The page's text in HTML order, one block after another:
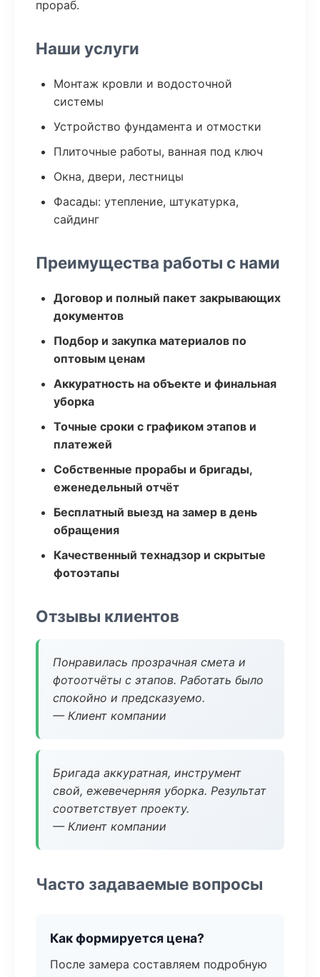
прораб.
Наши услуги
Монтаж кровли и водосточной
системы
Устройство фундамента и отмостки
Плиточные работы, ванная под ключ
Окна, двери, лестницы
Фасады: утепление, штукатурка,
сайдинг
Преимущества работы с нами
Договор и полный пакет закрывающих
документов
Подбор и закупка материалов по
оптовым ценам
Аккуратность на объекте и финальная
уборка
Точные сроки с графиком этапов и
платежей
Собственные прорабы и бригады,
еженедельный отчёт
Бесплатный выезд на замер в день
обращения
Качественный технадзор и скрытые
фотоэтапы
Отзывы клиентов
Понравилась прозрачная смета и
фотоотчёты с этапов. Работать было
спокойно и предсказуемо.
— Клиент компании
Бригада аккуратная, инструмент
свой, ежевечерняя уборка. Результат
соответствует проекту.
— Клиент компании
Часто задаваемые вопросы
Как формируется цена?
После замера составляем подробную